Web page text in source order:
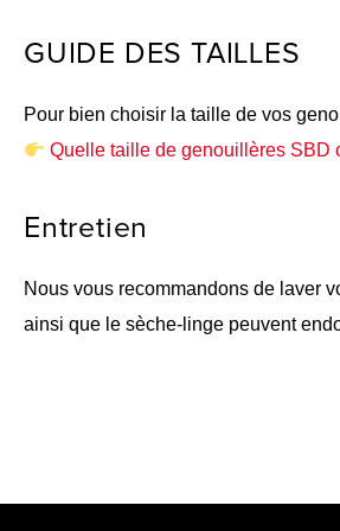
GUIDE DES TAILLES
Pour bien choisir la taille de vos
Quelle taille de genouillères SBD
Entretien
Nous vous recommandons de laver
ainsi que le sèche-linge peuvent